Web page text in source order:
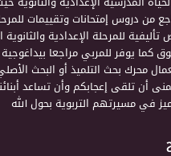
من دروس إمتحانات وتقييمات
للمرحلة الإعدادية
كما يوفر للمربي مراجعا
محرك بحث التلميذ أو البحث
أن تلقى إعجابكم وأن تساعد
في مسيرتهم التربوية بحول الله